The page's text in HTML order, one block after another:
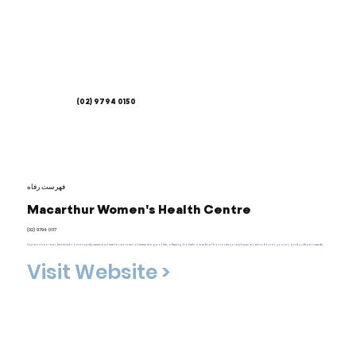
(02) 9794 0150
(02) 9794 0117
فهرست رفاه
Macarthur Women's Health Centre
Our woman-run, feminist community service is here for women at every stage of life, offering holistic care that honours your physical, emotional, social, and cultural needs.
Visit Website >